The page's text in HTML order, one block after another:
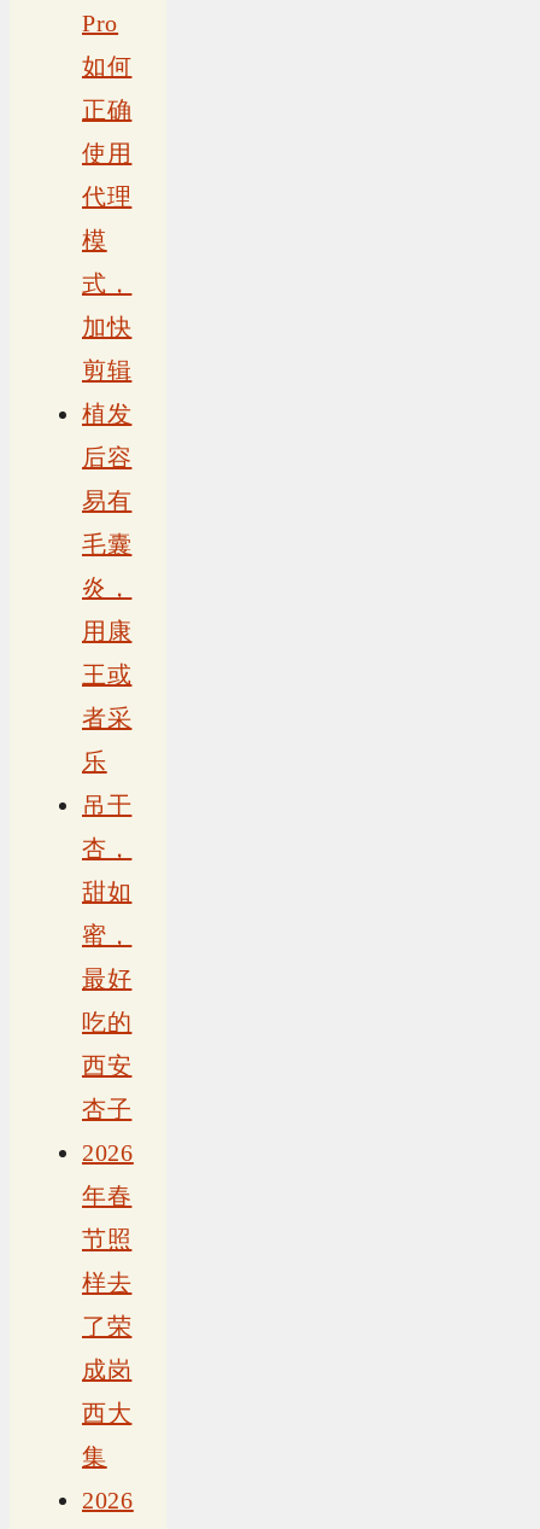
Pro
如何
正确
使用
代理
模
式，
加快
剪辑
植发
后容
易有
毛囊
炎，
用康
王或
者采
乐
吊干
杏，
甜如
蜜，
最好
吃的
西安
杏子
2026
年春
节照
样去
了荣
成岗
西大
集
2026